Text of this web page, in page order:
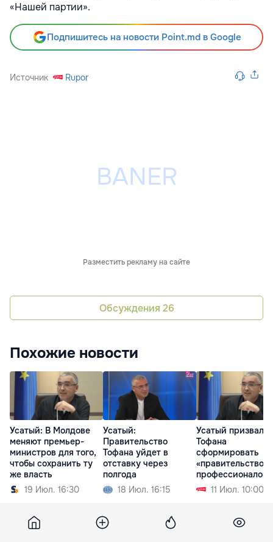
«Нашей партии».
Подпишитесь на новости Point.md в Google
Источник Rupor
Разместить рекламу на сайте
Обсуждения 26
Похожие новости
Усатый: В Молдове
меняют премьер-
министров для того,
чтобы сохранить ту
же власть
19 Июл. 16:30
Усатый:
Правительство
Тофана уйдет в
отставку через
полгода
18 Июл. 16:15
Усатый призвал
Тофана
сформировать
«правительство
не кабинет PAS
11 Июл. 10:00